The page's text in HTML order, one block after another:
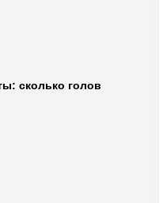
сколько голов